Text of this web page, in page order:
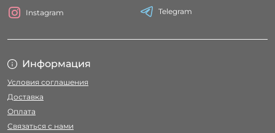
Информация
Условия соглашения
Доставка
Оплата
Связаться с нами
Instagram Telegram